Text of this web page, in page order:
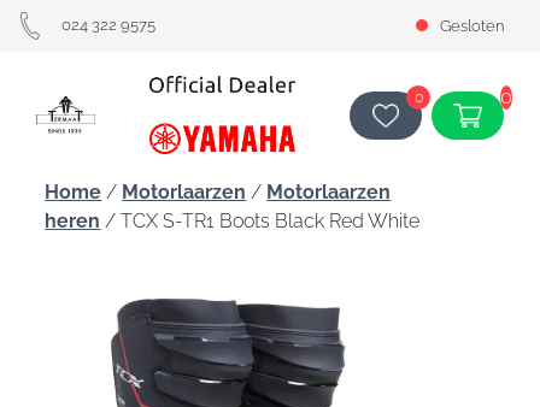
024 322 9575 Gesloten
0 0
Home / Motorlaarzen / Motorlaarzen
heren / TCX S-TR1 Boots Black Red White